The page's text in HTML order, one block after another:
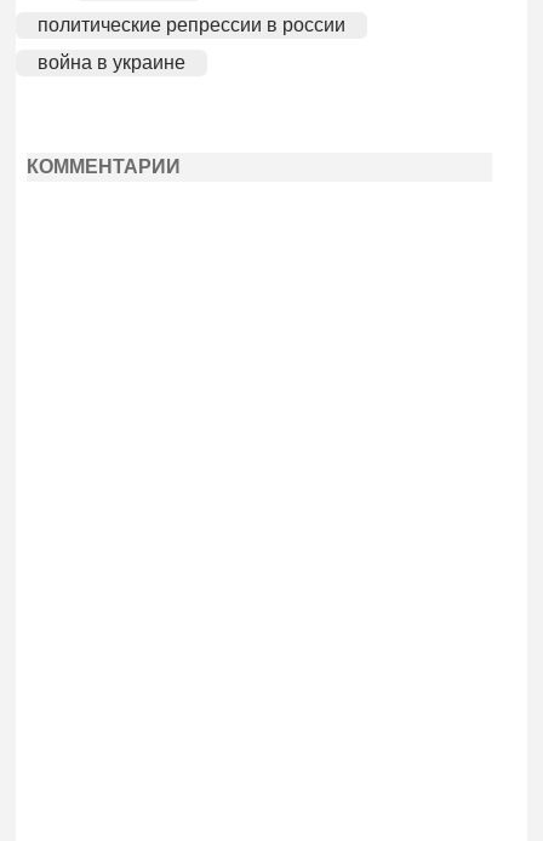
политические репрессии в россии
война в украине
КОММЕНТАРИИ